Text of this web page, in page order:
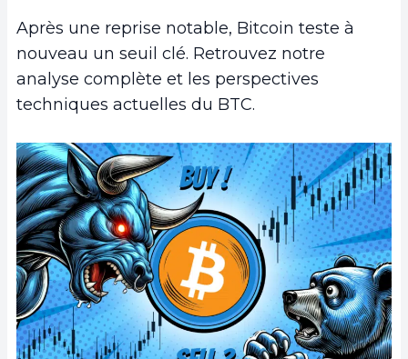
Après une reprise notable, Bitcoin teste à
nouveau un seuil clé. Retrouvez notre
analyse complète et les perspectives
techniques actuelles du BTC.